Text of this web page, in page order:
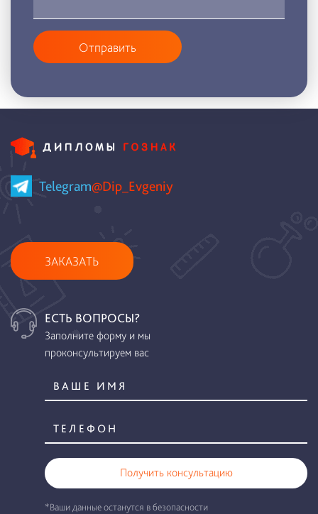
Отправить
Telegram@Dip_Evgeniy
ЗАКАЗАТЬ
ЕСТЬ ВОПРОСЫ?
Заполните форму и мы
проконсультируем вас
Получить консультацию
*Ваши данные останутся в безопасности